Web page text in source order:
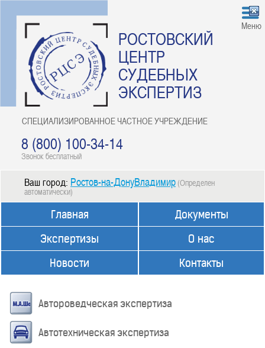
РОСТОВСКИЙ
ЦЕНТР
СУДЕБНЫХ
ЭКСПЕРТИЗ
СПЕЦИАЛИЗИРОВАННОЕ ЧАСТНОЕ УЧРЕЖДЕНИЕ
8 (800) 100-34-14
Звонок бесплатный
Меню
Ваш город: Ростов-на-ДонуВладимир (Определен
автоматически)
Главная
Экспертизы
Новости
Документы
О нас
Контакты
Автороведческая экспертиза
Автотехническая экспертиза